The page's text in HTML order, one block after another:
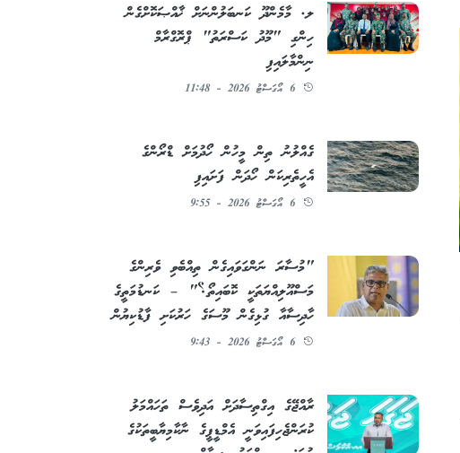
ލ. މާމެންދޫ ކަނބަލުންނަށް ޚާއްޞަކޮށްގެން
ހިންގި "މޫދު ކަސްރަތު" ޕްރޮގްރާމް
ނިންމާލައިފި
6 އޯގަސްޓު 2026 - 11:48
ގެއްލުނު ތިން މީހުން ހޯދުމަށް ޑްރޯންގެ
އެހީތެރިކަން ހޯދަން ފަށައިފި
6 އޯގަސްޓު 2026 - 9:55
"މުސާރަ ނަންގަވައިގެން ތިއްބެވި ވެރިންގެ
މަސްއޫލިއްޔަތަކީ ކޮބައިތޯ؟" – ކަނޑުމަތީގެ
ހާދިސާއާ ގުޅިގެން މޫސަގެ ހަރުކަށި ފާޑުކިޔުން
6 އޯގަސްޓު 2026 - 9:43
ރާއްޖޭގެ އިގްތިސާދަށް އަދިވެސް ތަހައްމަލު
ކުރަންޖެހިފައިވަނީ އެމްޑީޕީގެ ނާކާމިޔާބީތަކުގެ